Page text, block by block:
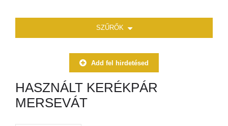
SZŰRŐK
Add fel hirdetésed
HASZNÁLT KERÉKPÁR
MERSEVÁT